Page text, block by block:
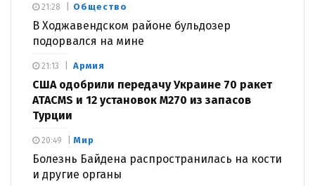
Общество
В Ходжавендском районе бульдозер
подорвался на мине
21:28
Армия
США одобрили передачу Украине 70 ракет
ATACMS и 12 установок M270 из запасов
Турции
21:13
Мир
Болезнь Байдена распространилась на кости
и другие органы
20:49